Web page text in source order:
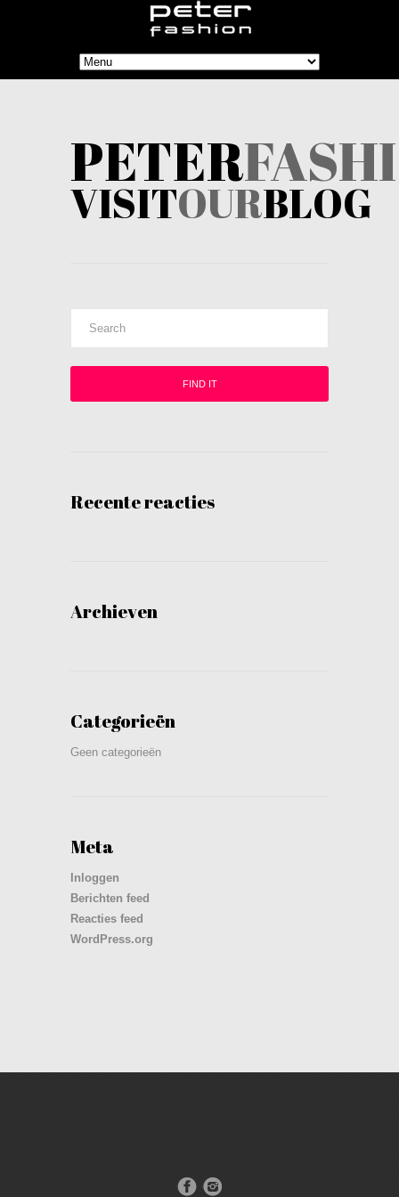
PETER
VISITOURBLOG
Recente reacties
Archieven
Categorieën
Geen categorieën
Meta
Inloggen
Berichten feed
Reacties feed
WordPress.org